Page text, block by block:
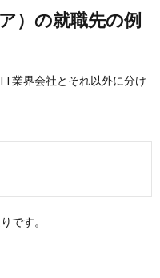
）の就職先の例
業界会社とそれ以外に分け
です。